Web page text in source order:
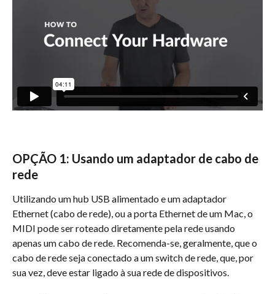
OPÇÃO 1: Usando um adaptador de cabo de
rede
Utilizando um hub USB alimentado e um adaptador
Ethernet (cabo de rede), ou a porta Ethernet de um Mac, o
MIDI pode ser roteado diretamente pela rede usando
apenas um cabo de rede. Recomenda-se, geralmente, que o
cabo de rede seja conectado a um switch de rede, que, por
sua vez, deve estar ligado à sua rede de dispositivos.